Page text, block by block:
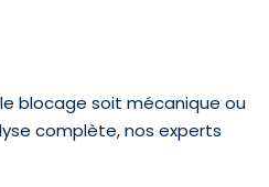
blocage soit mécanique ou
complète, nos experts